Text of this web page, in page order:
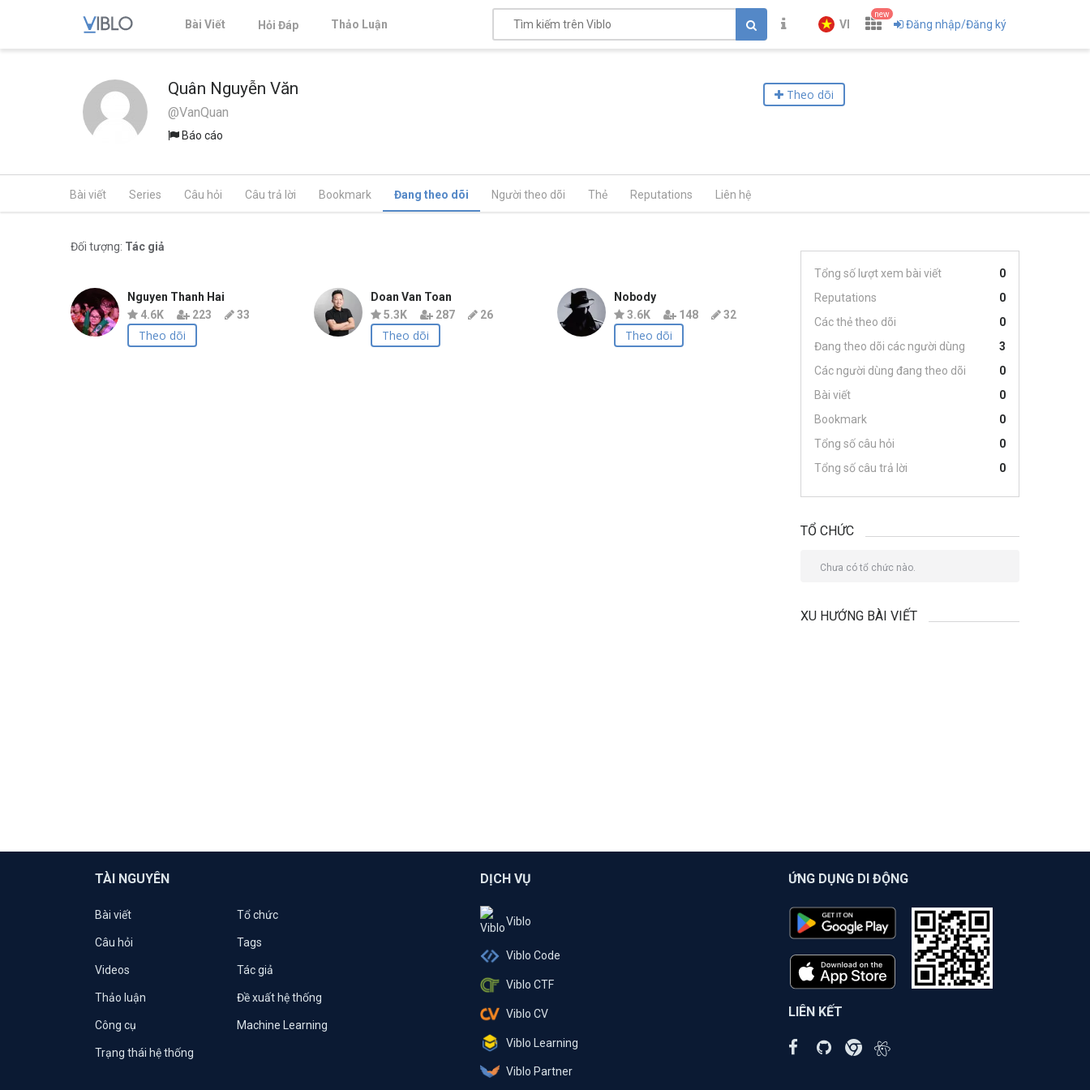
Bài Viết Hỏi Đáp Thảo Luận VI
new
Đăng nhập/Đăng ký
Quân Nguyễn Văn
@VanQuan
Báo cáo
Theo dõi
Bài viết Series Câu hỏi Câu trả lời Bookmark Đang theo dõi Người theo dõi Thẻ Reputations Liên hệ
Đối tượng: Tác giả
Nguyen Thanh Hai
4.6K
223 33
Theo dõi
Doan Van Toan
5.3K
287 26
Theo dõi
Nobody
3.6K
148 32
Theo dõi
Tổng số lượt xem bài viết
0
Reputations
0
Các thẻ theo dõi
0
Đang theo dõi các người dùng
3
Các người dùng đang theo dõi
0
Bài viết
0
Bookmark
0
Tổng số câu hỏi
0
Tổng số câu trả lời
0
TỔ CHỨC
Chưa có tổ chức nào.
XU HƯỚNG BÀI VIẾT
TÀI NGUYÊN
Bài viết Tổ chức
Câu hỏi Tags
Videos Tác giả
Thảo luận Đề xuất hệ thống
Công cụ Machine Learning
Trạng thái hệ thống
DỊCH VỤ
Viblo
Viblo Code
Viblo CTF
Viblo CV
Viblo Learning
Viblo Partner
ỨNG DỤNG DI ĐỘNG
LIÊN KẾT